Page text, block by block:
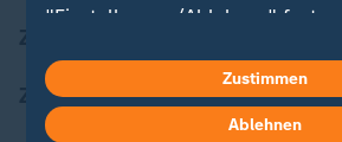
ZDFheute Apps
"Einstellungen/Ablehnen" fest,
welchen nicht. Deine
kannst du jederzeit mit Wirkung
in deinen Einstellungen
Zustimmen
Ablehnen